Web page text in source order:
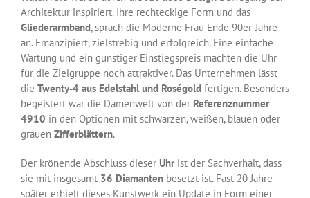
Architektur inspiriert. Ihre rechteckige Form und das
Gliederarmband, sprach die Moderne Frau Ende 90er-Jahre
an. Emanzipiert, zielstrebig und erfolgreich. Eine einfache
Wartung und ein günstiger Einstiegspreis machten die Uhr
für die Zielgruppe noch attraktiver. Das Unternehmen lässt
die Twenty-4 aus Edelstahl und Roségoldfertigen. Besonders
begeistert war die Damenwelt von der Referenznummer
4910 in den Optionen mit schwarzen, weißen, blauen oder
grauen Zifferblättern.
Der krönende Abschluss dieser Uhrist der Sachverhalt, dass
sie mit insgesamt 36 Diamantenbesetzt ist. Fast 20 Jahre
später erhielt dieses Kunstwerk ein Update in Form einer